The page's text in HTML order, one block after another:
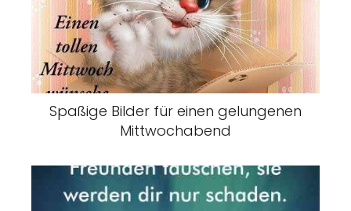
Spaßige Bilder für einen gelungenen
Mittwochabend